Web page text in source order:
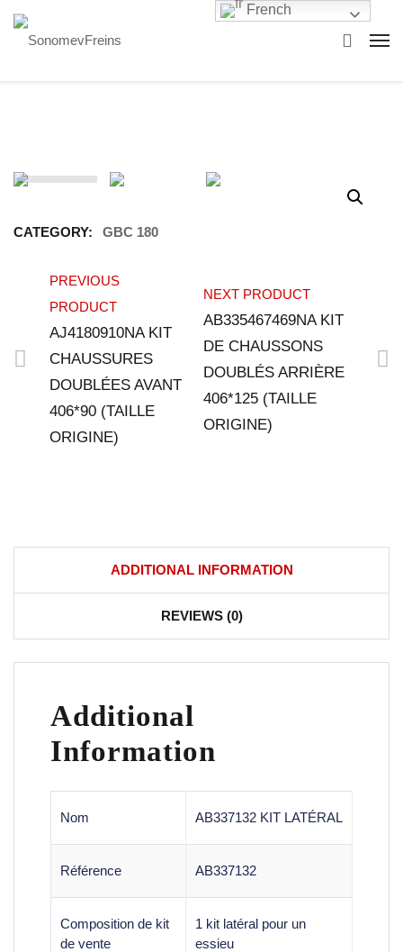
CATEGORY: GBC 180
PREVIOUS
PRODUCT
AJ4180910NA KIT
CHAUSSURES
DOUBLÉES AVANT
406*90 (TAILLE
ORIGINE)
NEXT PRODUCT
AB335467469NA KIT
DE CHAUSSONS
DOUBLÉS ARRIÈRE
406*125 (TAILLE
ORIGINE)
ADDITIONAL INFORMATION
REVIEWS (0)
Additional
Information
Nom AB337132 KIT LATÉRAL
Référence AB337132
Composition de kit
de vente
1 kit latéral pour un
essieu
French